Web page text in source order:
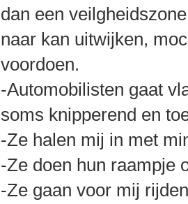
dan een
naar kan uitwijken,
voordoen.
-Automobilisten gaat
soms knipperend en
-Ze halen mij in met
-Ze doen hun raampje
-Ze gaan voor mij